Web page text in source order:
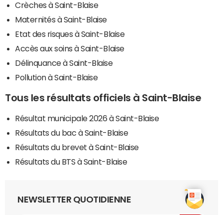
Crèches à Saint-Blaise
Maternités à Saint-Blaise
Etat des risques à Saint-Blaise
Accès aux soins à Saint-Blaise
Délinquance à Saint-Blaise
Pollution à Saint-Blaise
Tous les résultats officiels à Saint-Blaise
Résultat municipale 2026 à Saint-Blaise
Résultats du bac à Saint-Blaise
Résultats du brevet à Saint-Blaise
Résultats du BTS à Saint-Blaise
NEWSLETTER QUOTIDIENNE